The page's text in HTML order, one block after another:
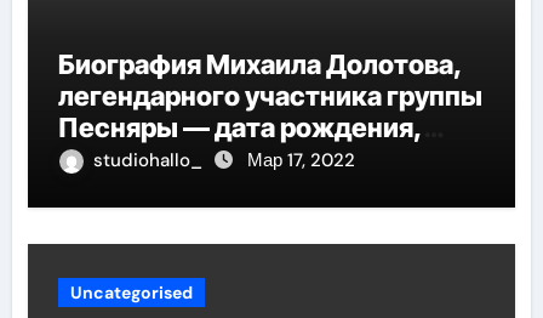
Биография Михаила Долотова,
легендарного участника группы
Песняры — дата рождения,
творческий путь и невероятные
studiohallo_ Мар 17, 2022
Uncategorised